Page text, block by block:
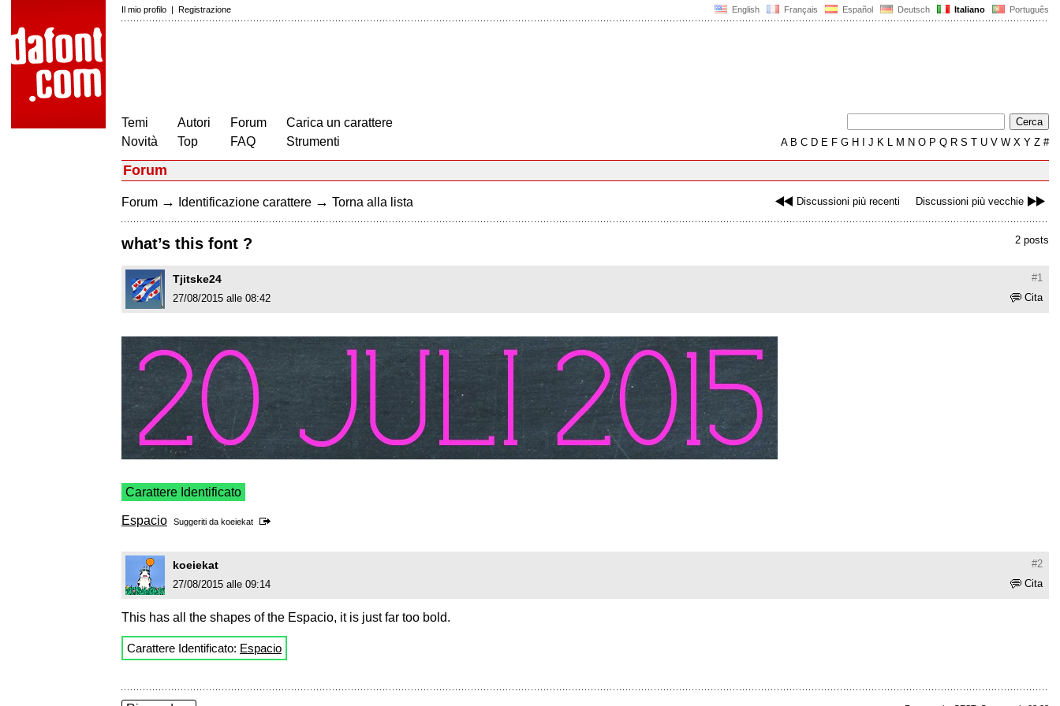
English Français Español Deutsch Italiano Português
Il mio profilo | Registrazione
Temi
Novità
Autori
Top
Forum
FAQ
Carica un carattere
Strumenti
AB C D E F G H J K L M N O P Q R S T U V W X Y Z #
Forum
Discussioni più recenti Discussioni più vecchie
Forum → Identificazione carattere → Torna alla lista
2 posts
what’s this font ?
#1
Tjitske24
Cita
27/08/2015 alle 08:42
Carattere Identificato
Espacio Suggeriti da koeiekat
#2
koeiekat
Cita
27/08/2015 alle 09:14
This has all the shapes of the Espacio, it is just far too bold.
Carattere Identificato: Espacio